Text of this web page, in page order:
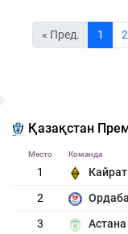
« Пред. 1 2
Қазақстан
Место Команда
1 Кайрат
2
3
Астана